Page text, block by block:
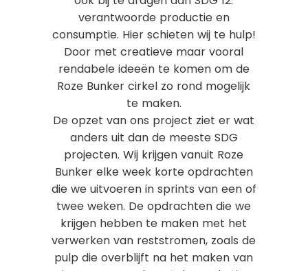
verantwoorde productie en
consumptie. Hier schieten wij te hulp!
Door met creatieve maar vooral
rendabele ideeën te komen om de
Roze Bunker cirkel zo rond mogelijk
te maken.
De opzet van ons project ziet er wat
anders uit dan de meeste SDG
projecten. Wij krijgen vanuit Roze
Bunker elke week korte opdrachten
die we uitvoeren in sprints van een of
twee weken. De opdrachten die we
krijgen hebben te maken met het
verwerken van reststromen, zoals de
pulp die overblijft na het maken van